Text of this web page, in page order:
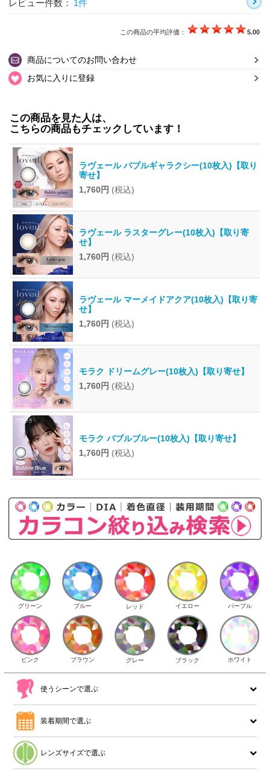
レビュー件数： 1件
この商品の平均評価： 5.00
商品についてのお問い合わせ
お気に入りに登録
この商品を見た人は、
こちらの商品もチェックしています！
ラヴェール バブルギャラクシー(10枚入)【取り
寄せ】
1,760円 (税込)
ラヴェール ラスターグレー(10枚入)【取り寄
せ】
1,760円 (税込)
ラヴェール マーメイドアクア(10枚入)【取り寄
せ】
1,760円 (税込)
モラク ドリームグレー(10枚入)【取り寄せ】
1,760円 (税込)
モラク バブルブルー(10枚入)【取り寄せ】
1,760円 (税込)
グリーン ブルー レッド イエロー パープル
ピンク ブラウン グレー ブラック ホワイト
使うシーンで選ぶ
装着期間で選ぶ
レンズサイズで選ぶ